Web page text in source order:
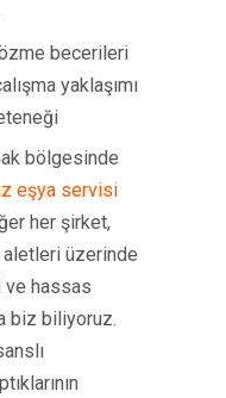
becerileri
yaklaşımı
bölgesinde
eşya servisi
her şirket,
aletleri üzerinde
ve hassas
biz biliyoruz.